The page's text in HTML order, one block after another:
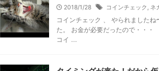
2018/1/28 コインチェック , ネ
コインチェック 、 やられました
た。 お金が必要だったので・・
コイ ...